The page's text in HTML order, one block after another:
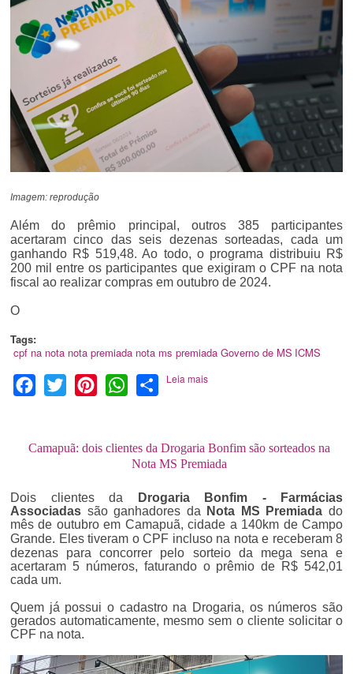
Imagem: reprodução
Além do prêmio principal, outros 385 participantes
acertaram cinco das seis dezenas sorteadas, cada um
ganhando R$ 519,48. Ao todo, o programa distribuiu R$
200 mil entre os participantes que exigiram o CPF na nota
fiscal ao realizar compras em outubro de 2024.
O
Tags:
cpf na nota nota premiada nota ms premiada Governo de MS ICMS
Facebook
Twitter PinterestWhatsApp
Share
Leia mais
Camapuã: dois clientes da Drogaria Bonfim são sorteados na
Nota MS Premiada
Dois clientes da
Drogaria Bonfim - Farmácias
Associadas são ganhadores da Nota MS Premiada do
mês de outubroem Camapuã, cidade a 140km de Campo
Grande. Eles tiveram o CPF incluso na nota e receberam 8
dezenas para concorrer pelo sorteio da mega sena e
acertaram 5 números, faturando o prêmio de R$ 542,01
cada um.
Quem já possui o cadastro na Drogaria, os números são
gerados automaticamente, mesmo sem o cliente solicitar o
CPF na nota.